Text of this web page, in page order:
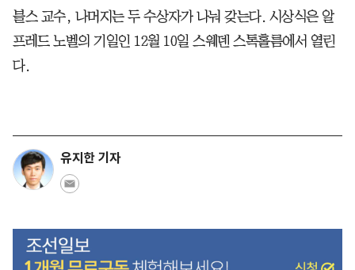
블스 교수, 나머지는 두 수상자가 나눠 갖는다. 시상식은 알
프레드 노벨의 기일인 12월 10일 스웨덴 스톡홀름에서 열린
다.
유지한 기자